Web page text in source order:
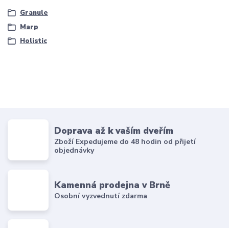
Granule
Marp
Holistic
Doprava až k vaším dveřím
Zboží Expedujeme do 48 hodin od přijetí
objednávky
Kamenná prodejna v Brně
Osobní vyzvednutí zdarma